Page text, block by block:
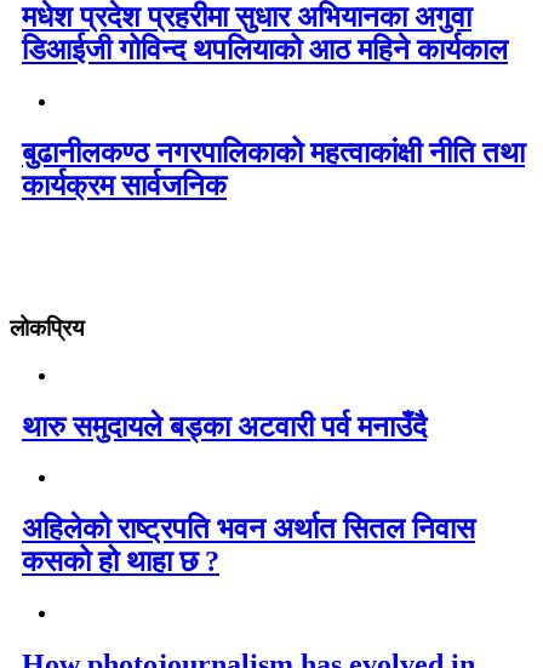
मधेश प्रदेश प्रहरीमा सुधार अभियानका अगुवा
डिआईजी गोविन्द थपलियाको आठ महिने कार्यकाल
बुढानीलकण्ठ नगरपालिकाको महत्वाकांक्षी नीति तथा
कार्यक्रम सार्वजनिक
लोकप्रिय
थारु समुदायले बड्का अटवारी पर्व मनाउँदै
अहिलेको राष्ट्रपति भवन अर्थात सितल निवास
कसको हो थाहा छ ?